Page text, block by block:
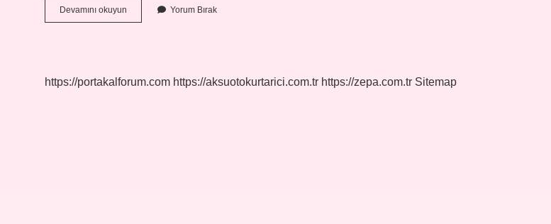
Devamını okuyun
Davranışlar
Yorum Bırak
https://portakalforum.com https://aksuotokurtarici.com.tr https://zepa.com.tr Sitemap